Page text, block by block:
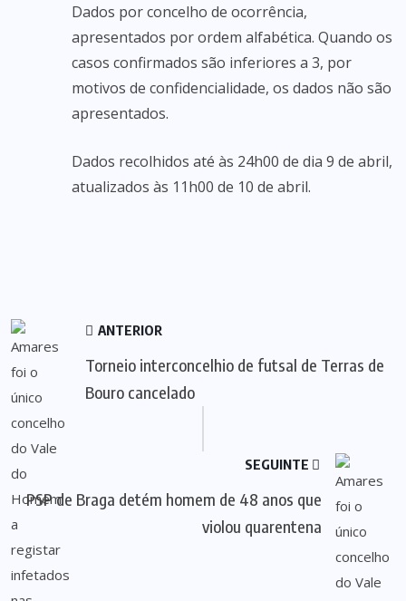
Dados por concelho de ocorrência,
apresentados por ordem alfabética. Quando os
casos confirmados são inferiores a 3, por
motivos de confidencialidade, os dados não são
apresentados.
Dados recolhidos até às 24h00 de dia 9 de abril,
atualizados às 11h00 de 10 de abril.
ANTERIOR
Torneio interconcelhio de futsal de Terras de
Bouro cancelado
SEGUINTE
PSP de Braga detém homem de 48 anos que
violou quarentena